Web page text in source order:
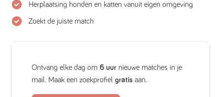
Herplaatsing honden en katten vanuit eigen omgeving
Zoekt de juiste match
Ontvang elke dag om 6 uur nieuwe matches in je
mail. Maak een zoekprofiel gratis aan.